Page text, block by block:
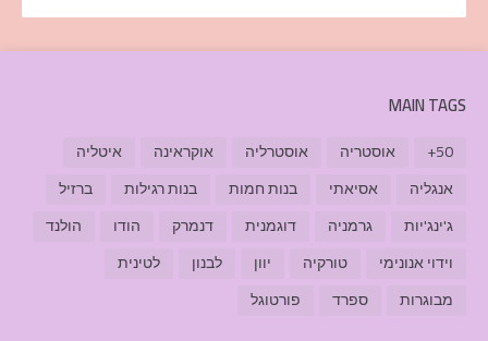
MAIN TAGS
50+ אוסטריה אוסטרליה אוקראינה
איטליה
אנגליה
אסיאתי בנות חמות בנות רגילות
ברזיל
ג'ינג'יות
גרמניה דוגמנית דנמרק הודו
הולנד
וידוי אנונימי
טורקיה יוון לבנון
לטינית
מבוגרות
ספרד פורטוגל